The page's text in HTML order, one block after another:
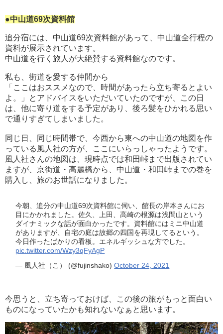
●中山道69次資料館
追分宿には、中山道69次資料館があって、中山道全行程の
資料が展示されています。
中山道を行く旅人が大絶賛する資料館なのです。
私も、街道を愛する仲間から
「ここはおススメなので、時間があったら立ち寄るとよい
よ。」とアドバイスをいただいていたのですが、
この日
は、他に寄り道をする予定があり、後ろ髪をひかれる思い
で通りすぎてしまいました。
同じ日、同じ時間帯で、今西から東への中山道の地図を作
っている風人社の方が、ここにいらっしゃったようです。
風人社さんの地図は、現時点では和田峠まで出版されてい
ますが、京街道・高麗橋から、中山道・和田峠までの巻を
購入し、旅のお世話になりました。
今朝、追分の中山道69次資料館に伺い、館長の岸本さんにお
目にかかれました。佐久、上田、高崎の根源は浅間山という
ダイナミックな話が面白かったです。資料館にはミニ中山道
がありますが、自宅の庭は故郷の四国を再現してるという。
今日作ったばかりの看板。エネルギッシュな方でした。
pic.twitter.com/Wzy3qFyAgP
— 風人社（こ） (@fujinshako)October 24, 2021
今思うと、立ち寄っておけば、この後の旅がもっと面白い
ものになっていたかも知れないなぁと思います。